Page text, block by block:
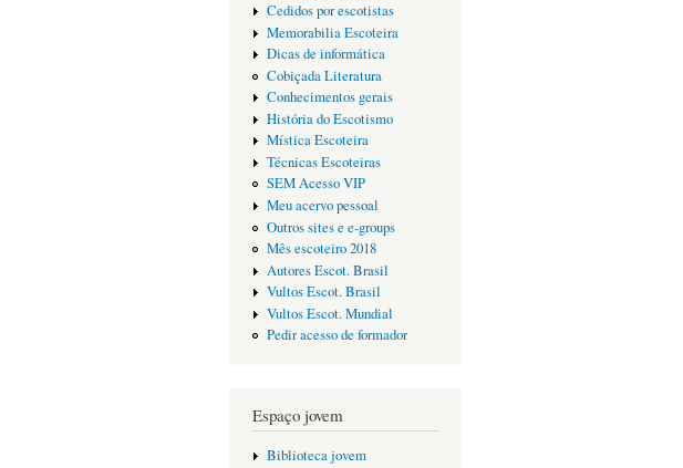
Cedidos por escotistas
Memorabilia Escoteira
Dicas de informática
Cobiçada Literatura
Conhecimentos gerais
História do Escotismo
Mística Escoteira
Técnicas Escoteiras
SEM Acesso VIP
Meu acervo pessoal
Outros sites e e-groups
Mês escoteiro 2018
Autores Escot. Brasil
Vultos Escot. Brasil
Vultos Escot. Mundial
Pedir acesso de formador
Espaço jovem
Biblioteca jovem